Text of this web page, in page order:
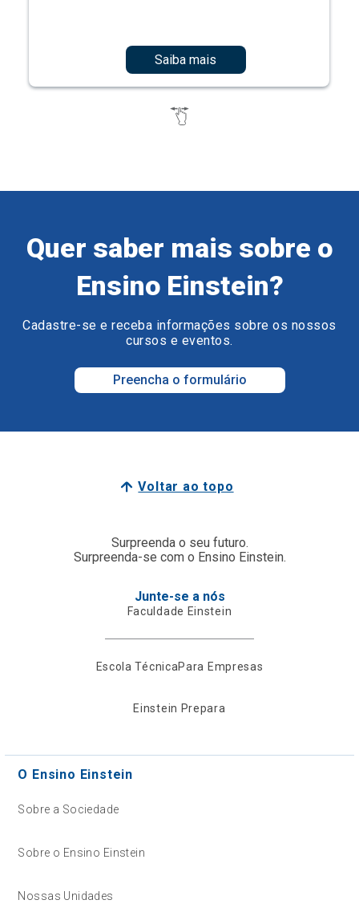
Saiba mais
Quer saber mais sobre o
Ensino Einstein?
Cadastre-se e receba informações sobre os nossos
cursos e eventos.
Preencha o formulário
Voltar ao topo
Surpreenda o seu futuro.
Surpreenda-se com o Ensino Einstein.
Junte-se a nós
Faculdade Einstein
Escola TécnicaPara Empresas
Einstein Prepara
O Ensino Einstein
Sobre a Sociedade
Sobre o Ensino Einstein
Nossas Unidades